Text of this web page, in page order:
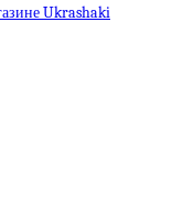
Ukrashaki